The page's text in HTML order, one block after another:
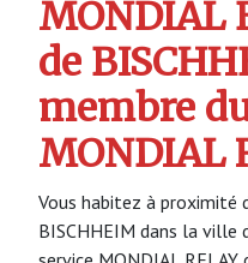
MONDIAL
de
membre
MONDIAL
Vous habitez à proximité
BISCHHEIM dans la ville